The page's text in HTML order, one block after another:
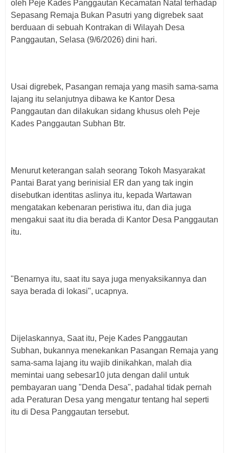
oleh Peje Kades Panggautan Kecamatan Natal terhadap
Sepasang Remaja Bukan Pasutri yang digrebek saat
berduaan di sebuah Kontrakan di Wilayah Desa
Panggautan, Selasa (9/6/2026) dini hari.
Usai digrebek, Pasangan remaja yang masih sama-sama
lajang itu selanjutnya dibawa ke Kantor Desa
Panggautan dan dilakukan sidang khusus oleh Peje
Kades Panggautan Subhan Btr.
Menurut keterangan salah seorang Tokoh Masyarakat
Pantai Barat yang berinisial ER dan yang tak ingin
disebutkan identitas aslinya itu, kepada Wartawan
mengatakan kebenaran peristiwa itu, dan dia juga
mengakui saat itu dia berada di Kantor Desa Panggautan
itu.
"Benarnya itu, saat itu saya juga menyaksikannya dan
saya berada di lokasi", ucapnya.
Dijelaskannya, Saat itu, Peje Kades Panggautan
Subhan, bukannya menekankan Pasangan Remaja yang
sama-sama lajang itu wajib dinikahkan, malah dia
memintai uang sebesar10 juta dengan dalil untuk
pembayaran uang "Denda Desa", padahal tidak pernah
ada Peraturan Desa yang mengatur tentang hal seperti
itu di Desa Panggautan tersebut.